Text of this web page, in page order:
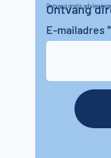
Ontvang gratis advies
Ontvang
E-mailadres